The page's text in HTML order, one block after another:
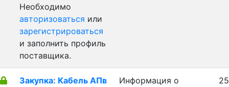
Необходимо
авторизоваться или
зарегистрироваться
и заполнить профиль
поставщика.
Закупка: Кабель АПв
Информация о